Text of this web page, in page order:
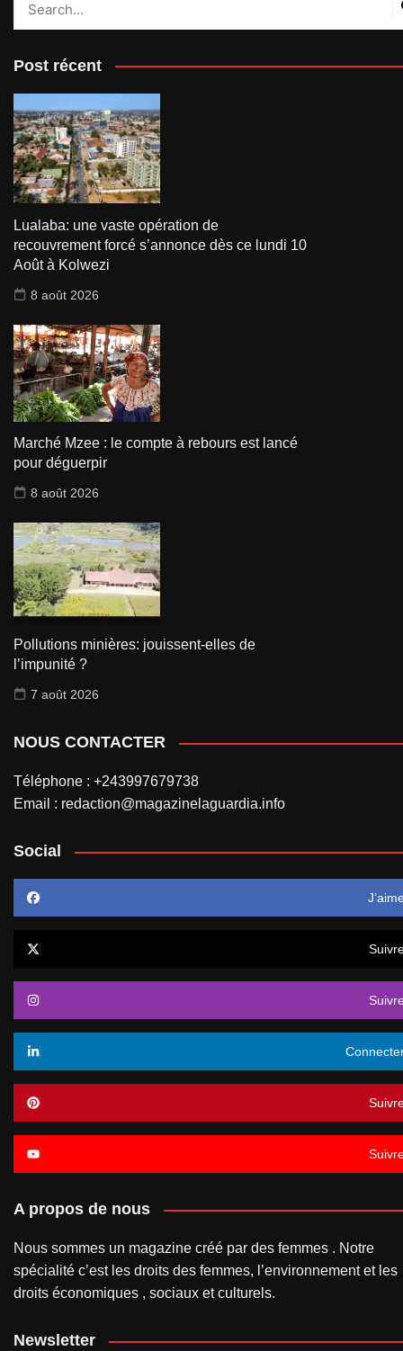
Post récent
Lualaba: une vaste opération de
recouvrement forcé s’annonce dès ce lundi 10
Août à Kolwezi
8 août 2026
Marché Mzee : le compte à rebours est lancé
pour déguerpir
8 août 2026
Pollutions minières: jouissent-elles de
l’impunité ?
7 août 2026
NOUS CONTACTER
Téléphone : +243997679738
Email : redaction@magazinelaguardia.info
Social
A propos de nous
Nous sommes un magazine créé par des femmes . Notre
spécialité c’est les droits des femmes, l’environnement et les
droits économiques , sociaux et culturels.
Newsletter